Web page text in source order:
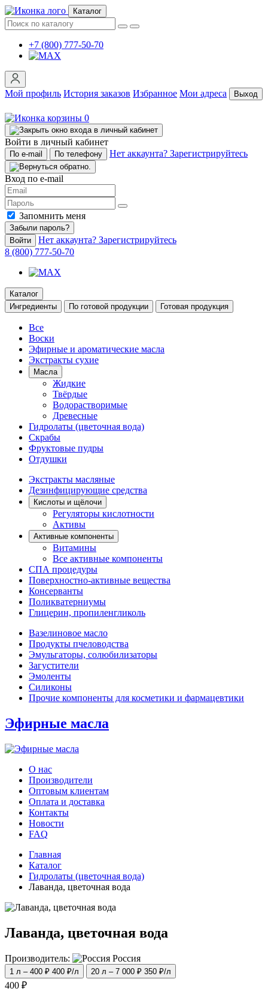
Каталог
+7 (800) 777-50-70
Мой профиль История заказов Избранное Мои адреса Выход
0
Войти в личный кабинет
По e-mail По телефону Нет аккаунта? Зарегистрируйтесь
Вход по e-mail
Запомнить меня
Забыли пароль?
Войти
Нет аккаунта? Зарегистрируйтесь
8 (800) 777-50-70
Каталог
Ингредиенты
По готовой продукции Готовая продукция
Все
Воски
Эфирные и ароматические масла
Экстракты сухие
Масла
Жидкие
Твёрдые
Водорастворимые
Древесные
Гидролаты (цветочная вода)
Скрабы
Фруктовые пудры
Отдушки
Экстракты масляные
Дезинфицирующие средства
Кислоты и щёлочи
Регуляторы кислотности
Активы
Активные компоненты
Витамины
Все активные компоненты
СПА процедуры
Поверхностно-активные вещества
Консерванты
Поликватерниумы
Глицерин, пропиленгликоль
Вазелиновое масло
Продукты пчеловодства
Эмульгаторы, солюбилизаторы
Загустители
Эмоленты
Силиконы
Прочие компоненты для косметики и фармацевтики
Эфирные масла
О нас
Производители
Оптовым клиентам
Оплата и доставка
Контакты
Новости
FAQ
Главная
Каталог
Гидролаты (цветочная вода)
Лаванда, цветочная вода
Лаванда, цветочная вода
Производитель: Россия
1 л – 400 ₽ 400 ₽/л 20 л – 7 000 ₽ 350 ₽/л
400 ₽